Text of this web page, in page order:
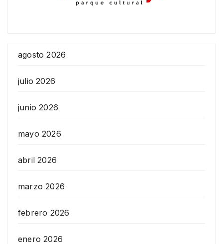
agosto 2026
julio 2026
junio 2026
mayo 2026
abril 2026
marzo 2026
febrero 2026
enero 2026